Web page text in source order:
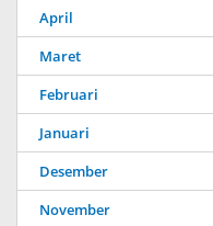
April
Maret
Februari
Januari
Desember
November